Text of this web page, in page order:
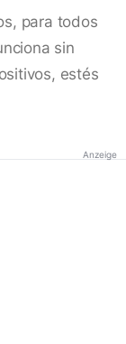
para todos
sin
estés
Anzeige